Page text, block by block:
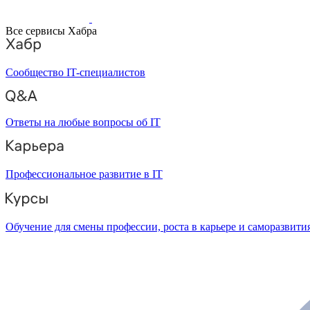
Все сервисы Хабра
Сообщество IT-специалистов
Ответы на любые вопросы об IT
Профессиональное развитие в IT
Обучение для смены профессии, роста в карьере и